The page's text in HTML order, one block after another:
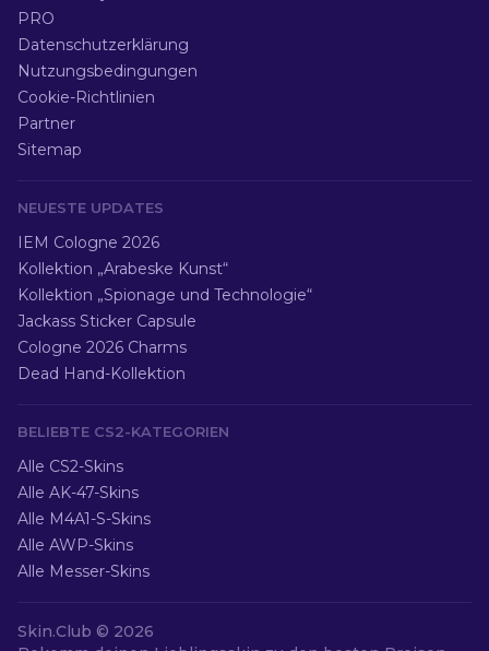
PRO
Datenschutzerklärung
Nutzungsbedingungen
Cookie-Richtlinien
Partner
Sitemap
NEUESTE UPDATES
IEM Cologne 2026
Kollektion „Arabeske Kunst“
Kollektion „Spionage und Technologie“
Jackass Sticker Capsule
Cologne 2026 Charms
Dead Hand-Kollektion
BELIEBTE CS2-KATEGORIEN
Alle CS2-Skins
Alle AK-47-Skins
Alle M4A1-S-Skins
Alle AWP-Skins
Alle Messer-Skins
Skin.Club © 2026